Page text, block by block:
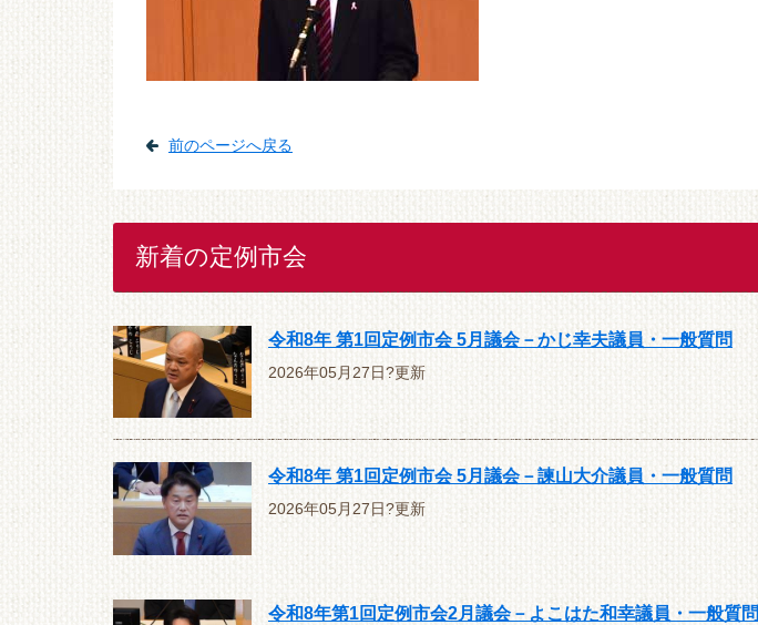
前のページへ戻る
新着の定例市会
令和8年 第1回定例市会 5月議会－かじ幸夫議員・一般質問
2026年05月27日?更新
令和8年 第1回定例市会 5月議会－諫山大介議員・一般質問
2026年05月27日?更新
令和8年第1回定例市会2月議会－よこはた和幸議員・一般質問